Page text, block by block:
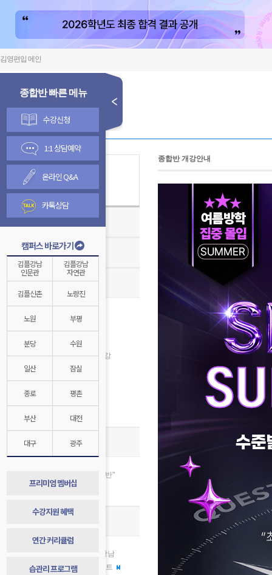
김영편입 메인
종합반 빠른 메뉴
수강신청
1:1 상담예약
온라인 Q&A
카톡상담
캠퍼스 바로가기
김플강남
인문관
김플강남
자연관
김플신촌 노량진
노원 부평
분당 수원
일산 잠실
종로 평촌
부산 대전
대구 광주
프리미엄 멤버십
수강지원 혜택
연간 커리큘럼
습관리 프로그램
김영종합반
온라인 수강신청 안내
종합반 개강안내
8월 수강신청
인문계 8월 개강
자연계 8월 개강
2028대비 1학년 반 8월 개강
김영플러스 8월 개강
자연계전문관 8월 개강
경찰대/연고대 특별반
종합반 스토리
합격 절대공식, “합격=종합반"
종합반 1년 발자취 기록
압도적 격차, 김영플러스 강남
종합반 학부모 소통 프로젝트
종합반 개강안내